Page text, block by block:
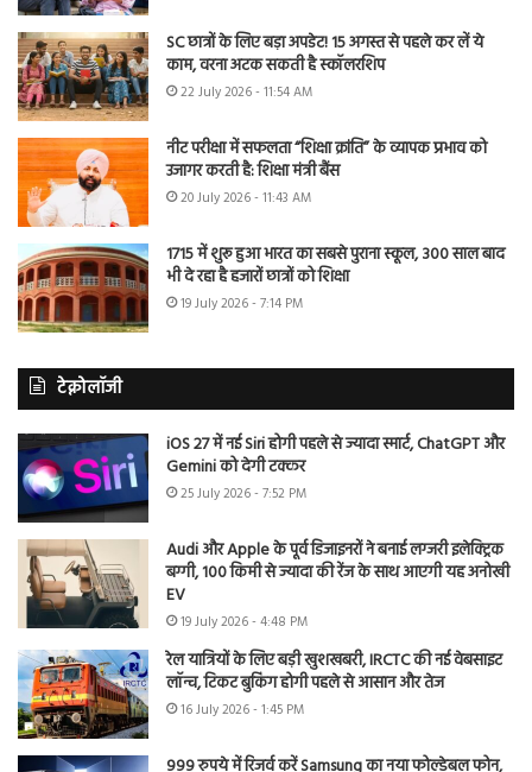
SC छात्रों के लिए बड़ा अपडेट! 15 अगस्त से पहले कर लें ये
काम, वरना अटक सकती है स्कॉलरशिप
22 July 2026 - 11:54 AM
नीट परीक्षा में सफलता “शिक्षा क्रांति” के व्यापक प्रभाव को
उजागर करती है: शिक्षा मंत्री बैंस
20 July 2026 - 11:43 AM
1715 में शुरू हुआ भारत का सबसे पुराना स्कूल, 300 साल बाद
भी दे रहा है हजारों छात्रों को शिक्षा
19 July 2026 - 7:14 PM
टेक्नोलॉजी
iOS 27 में नई Siri होगी पहले से ज्यादा स्मार्ट, ChatGPT और
Gemini को देगी टक्कर
25 July 2026 - 7:52 PM
Audi और Apple के पूर्व डिजाइनरों ने बनाई लग्जरी इलेक्ट्रिक
बग्गी, 100 किमी से ज्यादा की रेंज के साथ आएगी यह अनोखी
EV
19 July 2026 - 4:48 PM
रेल यात्रियों के लिए बड़ी खुशखबरी, IRCTC की नई वेबसाइट
लॉन्च, टिकट बुकिंग होगी पहले से आसान और तेज
16 July 2026 - 1:45 PM